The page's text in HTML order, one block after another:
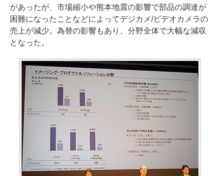
があったが、市場縮小や熊本地震の影響で部品の調達が
困難になったことなどによってデジカメ/ビデオカメラの
売上が減少。為替の影響もあり、分野全体で大幅な減収
となった。